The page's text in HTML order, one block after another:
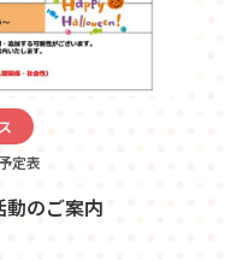
定表
のご案内